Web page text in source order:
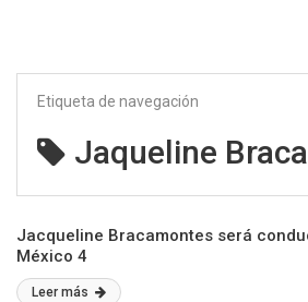
Etiqueta de navegación
Jaqueline
Jacqueline Bracamontes será
México 4
Leer más